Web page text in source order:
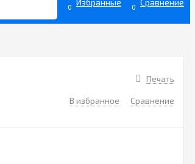
0 0
Печать
В избранное Сравнение